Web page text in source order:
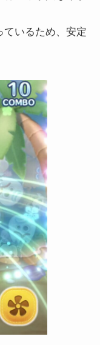
いるため、安定